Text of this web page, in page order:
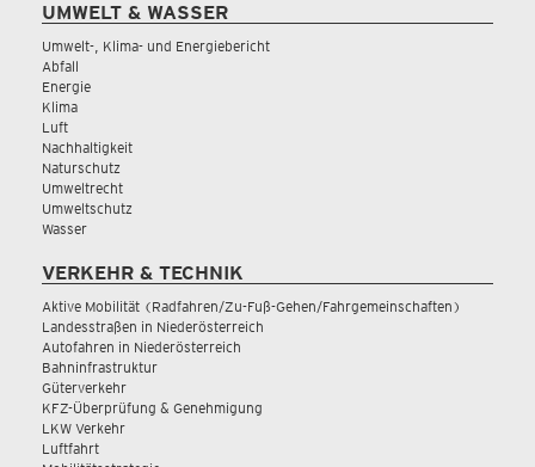
UMWELT & WASSER
Umwelt-, Klima- und Energiebericht
Abfall
Energie
Klima
Luft
Nachhaltigkeit
Naturschutz
Umweltrecht
Umweltschutz
Wasser
VERKEHR & TECHNIK
Aktive Mobilität (Radfahren/Zu-Fuß-Gehen/Fahrgemeinschaften)
Landesstraßen in Niederösterreich
Autofahren in Niederösterreich
Bahninfrastruktur
Güterverkehr
KFZ-Überprüfung & Genehmigung
LKW Verkehr
Luftfahrt